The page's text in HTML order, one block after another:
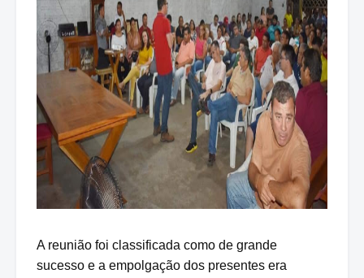
A reunião foi classificada como de grande
sucesso e a empolgação dos presentes era